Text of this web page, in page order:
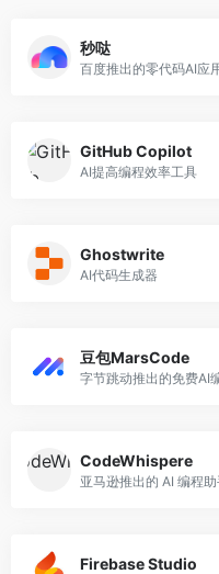
秒哒
百度推出的零代码AI应
GitHub Copilot
AI提高编程效率工具
Ghostwrite
AI代码生成器
豆包MarsCode
字节跳动推出的免费AI
CodeWhispere
亚马逊推出的 AI 编程
Firebase Studio